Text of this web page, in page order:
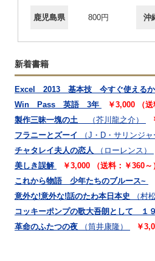
鹿児島県 800円 沖
新着書籍
Excel 2013 基本技 今すぐ使えるか
Win Pass 英語 3年
￥3,000 （
製作三昧一塊の土
（芥川龍之介）
フラニーとズーイ
（J・D・サリンジ
チャタレイ夫人の恋人
（ローレンス）
美しき誤解
￥3,000 （送料：￥360～
これから物語 少年たちのブルース~
意外な!意外な!話のたわ本日本史
（村
コッキーポンプの歌大吾朗として １
革命のふたつの夜
（筒井康隆） ￥